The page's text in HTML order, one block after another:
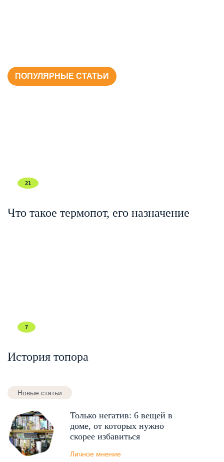
ПОПУЛЯРНЫЕ СТАТЬИ
21
Что такое термопот, его назначение
7
История топора
Новые статьи
Только негатив: 6 вещей в
доме, от которых нужно
скорее избавиться
Личное мнение